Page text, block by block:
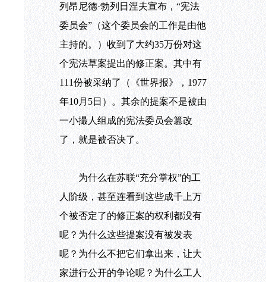
列昂尼德·勃列日涅夫宣布，“宪法
委员会”（这个委员会的工作是由他
主持的。）收到了大约35万份对这
个宪法草案提出的修正案。其中有
111份被采纳了（《世界报》， 1977
年10月 5日）。其余的提案不是被由
一小撮人组成的宪法委员会篡改
了，就是被否决了。
为什么在苏联“充分掌权”的工
人阶级，甚至连看到这些成千上万
个被否定了的修正案的权利都没有
呢？为什么这些提案没有被发表
呢？为什么不把它们拿出来，让大
家进行公开的争论呢？为什么工人